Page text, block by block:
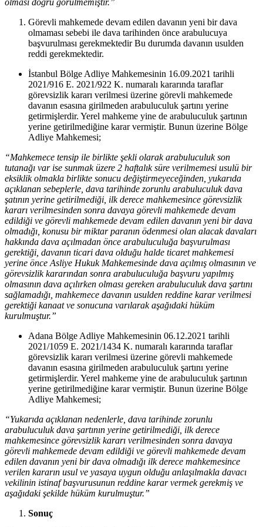
Görevli mahkemede devam edilen davanın yeni bir dava
olmaması sebebi ile dava tarihinden önce arabulucuya
başvurulması gerekmektedir Bu durumda davanın usulden
reddi gerekmektedir.
İstanbul Bölge Adliye Mahkemesinin 16.09.2021 tarihli
2021/916 E. 2021/922 K. numaralı kararında taraflar
görevsizlik kararı verilmesi üzerine görevli mahkemede
davanın esasına girilmeden arabuluculuk şartını yerine
getirmişlerdir. Yerel mahkeme yine de arabuluculuk şartının
yerine getirilmediğine karar vermiştir. Bunun üzerine Bölge
Adliye Mahkemesi;
“Mahkemece tensip ile birlikte şekli olarak arabuluculuk son
tutanağı var ise sunmak üzere 2 haftalık süre verilmemesi usulü bir
eksiklik olmakla birlikte sonucu değiştirmeyeceğinden, yukarıda
açıklanan sebeplerle, dava tarihinde zorunlu arabuluculuk dava
şatının yerine getirilmediği, ilk derece mahkemesince görevsizlik
kararı verilmesinden sonra davaya görevli mahkemede devam
edildiği ve görevli mahkemede devam edilen davanın yeni bir dava
olmadığı, konusu bir miktar paranın ödenmesi olan alacak davaları
hakkında dava açılmadan önce arabuluculuğa başvurulması
gerektiği, davanın ticari dava olduğu halde ticaret mahkemesi
yerine önce Asliye Hukuk Mahkemesinde dava açılmış olmasının ve
görevsizlik kararından sonra arabuluculuğa başvuru yapılmış
olmasının dava açılırken olması gereken arabuluculuk dava şartını
sağlamadığı, mahkemece davanın usulden reddine karar verilmesi
gerektiği kanaat ve sonucuna varılarak aşağıdaki hüküm
kurulmuştur.”
Adana Bölge Adliye Mahkemesinin 06.12.2021 tarihli
2021/1059 E. 2021/1434 K. numaralı kararında taraflar
görevsizlik kararı verilmesi üzerine görevli mahkemede
davanın esasına girilmeden arabuluculuk şartını yerine
getirmişlerdir. Yerel mahkeme yine de arabuluculuk şartının
yerine getirilmediğine karar vermiştir. Bunun üzerine Bölge
Adliye Mahkemesi;
“Yukarıda açıklanan nedenlerle, dava tarihinde zorunlu
arabuluculuk dava şartının yerine getirilmediği, ilk derece
mahkemesince görevsizlik kararı verilmesinden sonra davaya
görevli mahkemede devam edildiği ve görevli mahkemede devam
edilen davanın yeni bir dava olmadığı ilk derece mahkemesince
verilen kararın usul ve yasaya uygun olduğu anlaşılmakla davacı
vekilinin istinaf başvurusunun reddine karar vermek gerekmiş ve
aşağıdaki şekilde hüküm kurulmuştur.”
Sonuç